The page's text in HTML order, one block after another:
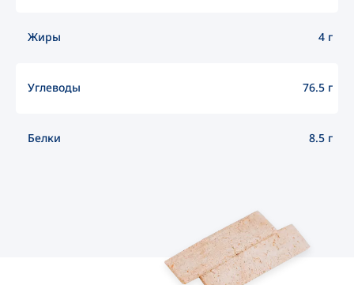
Жиры 4 г
Углеводы 76.5 г
Белки 8.5 г